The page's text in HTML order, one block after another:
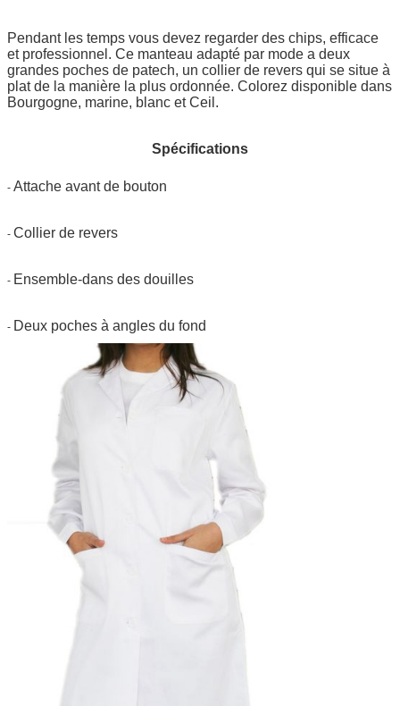
Pendant les temps vous devez regarder des chips, efficace
et professionnel. Ce manteau adapté par mode a deux
grandes poches de patech, un collier de revers qui se situe à
plat de la manière la plus ordonnée. Colorez disponible dans
Bourgogne, marine, blanc et Ceil.
Spécifications
- Attache avant de bouton
- Collier de revers
- Ensemble-dans des douilles
- Deux poches à angles du fond